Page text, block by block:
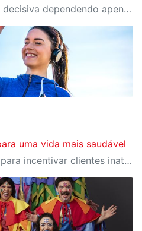
A equipe entra na rodada decisiva dependendo apenas de seus próprios resultados para avançar ao mata-mata
uma vida mais saudável
SESI-SP lança campanha para incentivar clientes inativos a retomarem a prática de atividades físicas, esporte e lazer com benefícios exclusivos